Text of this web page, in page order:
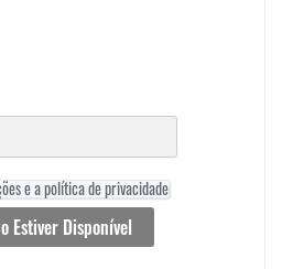
e a política de privacidade
Estiver Disponível